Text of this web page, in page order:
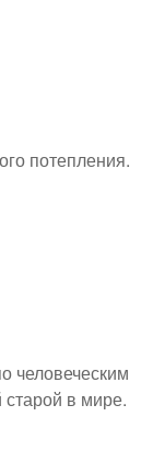
потепления.
человеческим
в мире.